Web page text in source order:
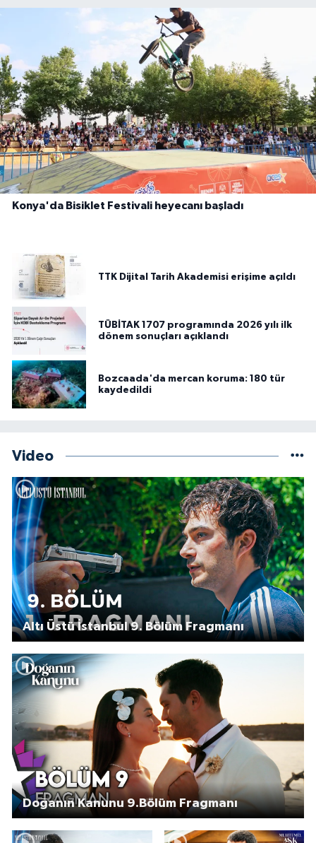
Konya'da Bisiklet Festivali heyecanı başladı
TTK Dijital Tarih Akademisi erişime açıldı
TÜBİTAK 1707 programında 2026 yılı ilk
dönem sonuçları açıklandı
Bozcaada'da mercan koruma: 180 tür
kaydedildi
Video
Altı Üstü İstanbul 9. Bölüm Fragmanı
Doğanın Kanunu 9.Bölüm Fragmanı